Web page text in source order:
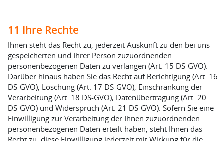
11 Ihre Rechte
Ihnen steht das Recht zu, jederzeit Auskunft zu den bei uns
gespeicherten und Ihrer Person zuzuordnenden
personenbezogenen Daten zu verlangen (Art. 15 DS-GVO).
Darüber hinaus haben Sie das Recht auf Berichtigung (Art. 16
DS-GVO), Löschung (Art. 17 DS-GVO), Einschränkung der
Verarbeitung (Art. 18 DS-GVO), Datenübertragung (Art. 20
DS-GVO) und Widerspruch (Art. 21 DS‑GVO). Sofern Sie eine
Einwilligung zur Verarbeitung der Ihnen zuzuordnenden
personenbezogenen Daten erteilt haben, steht Ihnen das
Recht zu, diese Einwilligung jederzeit mit Wirkung für die